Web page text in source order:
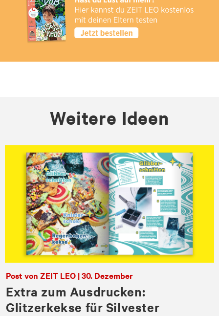
Weitere Ideen
Post von ZEIT LEO | 30. Dezember
Extra zum Ausdrucken:
Glitzerkekse für Silvester